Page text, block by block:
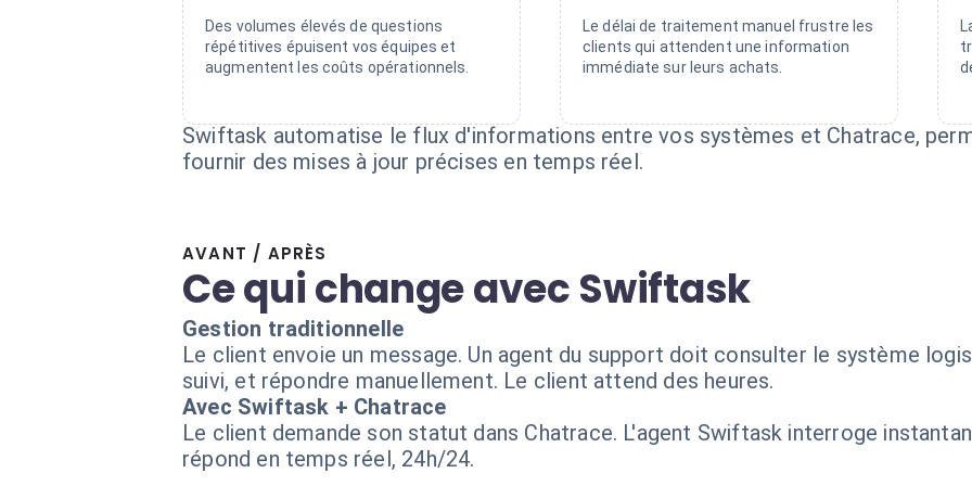
Des volumes élevés de questions
répétitives épuisent vos équipes et
augmentent les coûts opérationnels.
Le délai de traitement manuel frustre les
clients qui attendent une information
immédiate sur leurs achats.
Swiftask automatise le flux d'informations entre vos systèmes et Chatrace,
fournir des mises à jour précises en temps réel.
AVANT / APRÈS
Ce qui change avec Swiftask
Gestion traditionnelle
Le client envoie un message. Un agent du support doit consulter le système
suivi, et répondre manuellement. Le client attend des heures.
Avec Swiftask + Chatrace
Le client demande son statut dans Chatrace. L'agent Swiftask interroge
répond en temps réel, 24h/24.